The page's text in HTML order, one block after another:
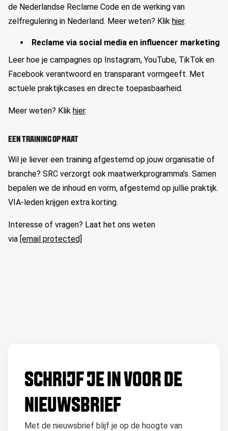
de Nederlandse Reclame Code en de werking van
zelfregulering in Nederland. Meer weten? Klik hier.
Reclame via social media en influencer marketing
Leer hoe je campagnes op Instagram, YouTube, TikTok en
Facebook verantwoord en transparant vormgeeft. Met
actuele praktijkcases en directe toepasbaarheid.
Meer weten? Klik hier.
EEN TRAINING OP MAAT
Wil je liever een training afgestemd op jouw organisatie of
branche? SRC verzorgt ook maatwerkprogramma’s. Samen
bepalen we de inhoud en vorm, afgestemd op jullie praktijk.
VIA-leden krijgen extra korting.
Interesse of vragen? Laat het ons weten
via [email protected]
SCHRIJF JE IN VOOR DE
NIEUWSBRIEF
Met de nieuwsbrief blijf je op de hoogte van